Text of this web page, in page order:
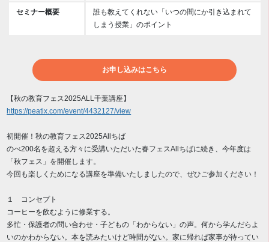
セミナー概要
誰も教えてくれない「いつの間にか引き込まれて
しまう授業」のポイント
お申し込みはこちら
【秋の教育フェス2025ALL千葉講座】
https://peatix.com/event/4432127/view
初開催！秋の教育フェス2025Allちば
のべ200名を超える方々に受講いただいた春フェスAllちばに続き、今年度は
「秋フェス」を開催します。
今回も楽しくためになる講座を準備いたしましたので、ぜひご参加ください！
１ コンセプト
コーヒーを飲むように修業する。
多忙・保護者の問い合わせ・子どもの「わからない」の声。何から学んだらよ
いのかわからない。本を読みたいけど時間がない。家に帰れば家事が待ってい